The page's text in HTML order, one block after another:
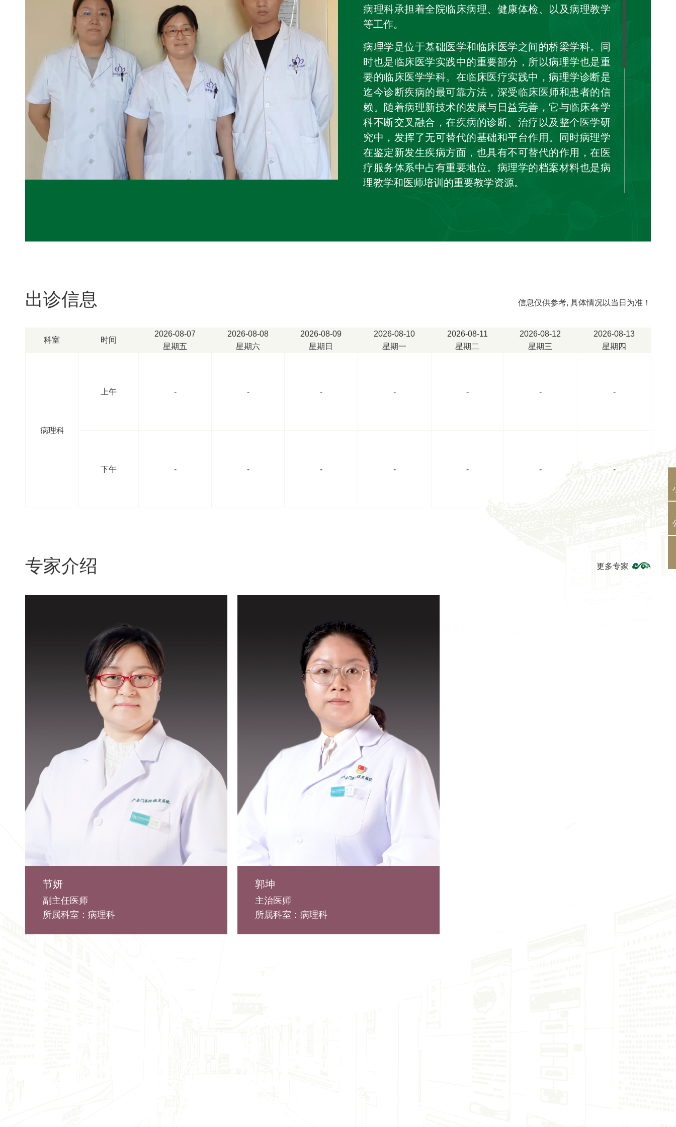
病理科承担着全院临床病理、健康体检、以及病理教学
等工作。
病理学是位于基础医学和临床医学之间的桥梁学科。同
时也是临床医学实践中的重要部分，所以病理学也是重
要的临床医学学科。在临床医疗实践中，病理学诊断是
迄今诊断疾病的最可靠方法，深受临床医师和患者的信
赖。随着病理新技术的发展与日益完善，它与临床各学
科不断交叉融合，在疾病的诊断、治疗以及整个医学研
究中，发挥了无可替代的基础和平台作用。同时病理学
在鉴定新发生疾病方面，也具有不可替代的作用，在医
疗服务体系中占有重要地位。病理学的档案材料也是病
理教学和医师培训的重要教学资源。
国徕卡显微镜”一台；“病理图文工作站”一台；及“液基薄
清晰的显示效果，为患者提供优质的病理诊断提供可靠
进行电子化管理，便于检索、教学。
病人为中心，急病人之所急想病人之所想”的工作理念，
出诊信息 信息仅供参考, 具体情况以当日为准！
科室 时间
2026-08-07
星期五
2026-08-08
星期六
2026-08-09
星期日
2026-08-10
星期一
2026-08-11
星期二
2026-08-12
星期三
2026-08-13
星期四
病理科
上午 - - - - - - -
下午 - - - - - - -
专家介绍 更多专家
节妍
副主任医师
所属科室：病理科
郭坤
主治医师
所属科室：病理科